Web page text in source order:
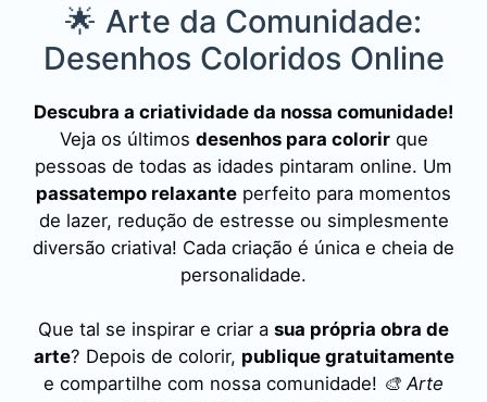
🌟 Arte da Comunidade:
Desenhos Coloridos Online
Descubra a criatividade da nossa comunidade!
Veja os últimos desenhos para colorirque
pessoas de todas as idades pintaram online. Um
passatempo relaxante perfeito para momentos
de lazer, redução de estresse ou simplesmente
diversão criativa! Cada criação é única e cheia de
personalidade.
Que tal se inspirar e criar a sua própria obra de
arte? Depois de colorir, publique gratuitamente
e compartilhe com nossa comunidade! 🎨 Arte